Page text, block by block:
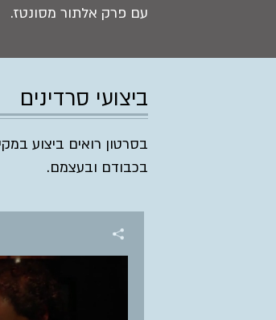
עם פרק אלתור מסונטז.
ביצועי סרדינים
בכבודם ובעצמם.